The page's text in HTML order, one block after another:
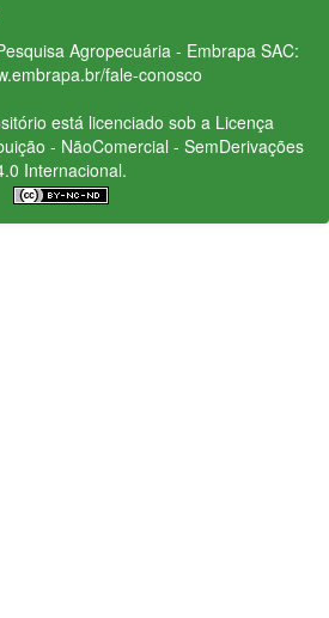
Agropecuária - Embrapa SAC:
fale-conosco
está licenciado sob a Licença
- NãoComercial - SemDerivações
Internacional.